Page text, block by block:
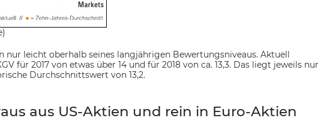
nur leicht oberhalb seines langjährigen Bewertungsniveaus. Aktuell
für 2017 von etwas über 14 und für 2018 von ca. 13,3. Das liegt jeweils nur
Durchschnittswert von 13,2.
aus US-Aktien und rein in Euro-Aktien